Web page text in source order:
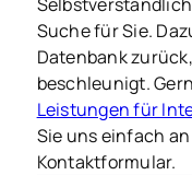
Suche für Sie.
Datenbank
beschleunigt.
Leistungen für
Sie uns einfach
Kontaktformular.